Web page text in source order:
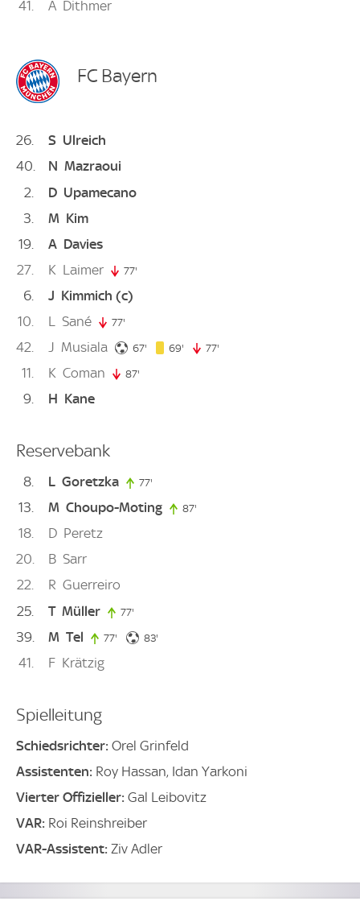
41 A Dithmer
FC Bayern
26 S Ulreich
40
N Mazraoui
2
D Upamecano
3
M Kim
19
A Davies
27
K Laimer 77'
6 J Kimmich (c)
10
L Sané 77'
42 J Musiala 67' 67. minute
69' 69. minute
77'
11 K Coman 87'
9 H Kane
Reservebank
8 L Goretzka 77'
13 M Choupo-Moting 87'
18 D Peretz
20
B Sarr
22
R Guerreiro
25
T Müller 77'
39 M Tel 77' 77. minute
83'
41 F Krätzig
Spielleitung
Schiedsrichter: Orel Grinfeld
Assistenten: Roy Hassan, Idan Yarkoni
Vierter Offizieller: Gal Leibovitz
VAR: Roi Reinshreiber
VAR-Assistent: Ziv Adler